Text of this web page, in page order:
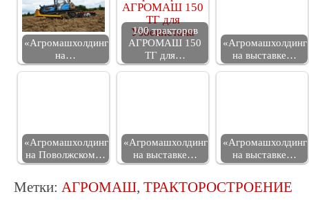
«Агромашхолдинг»
на…
100 тракторов
АГРОМАШ 150
ТГ для…
на выставке…
«Агромашхолдинг»
на Поволжском…
«Агромашхолдинг»
на выставке…
на выставке…
Метки: АГРОМАШ, ТРАКТОРОСТРОЕНИЕ